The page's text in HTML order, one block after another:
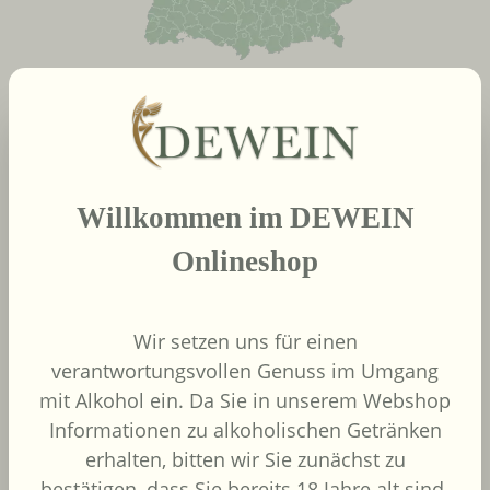
Produktgalerie überspringen
neue Produkte
2022
- Forager Red -
Südafrika
Grenache, Shiraz
Willkommen im DEWEIN
Onlineshop
Wir setzen uns für einen
verantwortungsvollen Genuss im Umgang
mit Alkohol ein. Da Sie in unserem Webshop
Informationen zu alkoholischen Getränken
erhalten, bitten wir Sie zunächst zu